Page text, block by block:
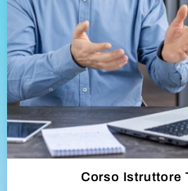
Corso Istruttore